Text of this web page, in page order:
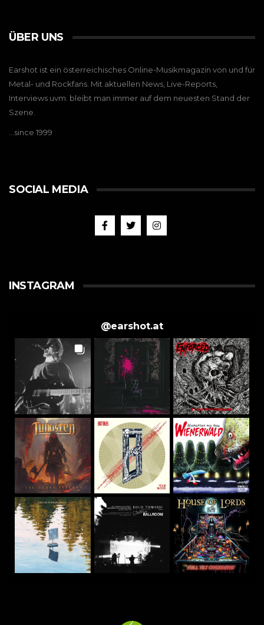
ÜBER UNS
Earshot ist ein österreichisches Online-Musikmagazin von und für
Metal- und Rockfans. Mit aktuellen News, Live-Reports,
Interviews uvm. bleibt man immer auf dem neuesten Stand der
Szene.
…since 1999
SOCIAL MEDIA
INSTAGRAM
@earshot.at